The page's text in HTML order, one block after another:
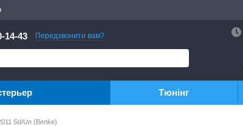
14-43 Передзвонити вам?
Тюнінг
Sd/Un (Benke)